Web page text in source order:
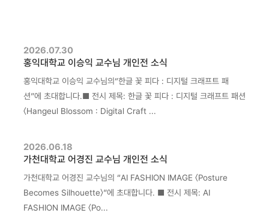
2026.07.30
홍익대학교 이승익 교수님 개인전 소식
홍익대학교 이승익 교수님의“한글 꽃 피다 : 디지털 크래프트 패
션”에 초대합니다.■ 전시 제목: 한글 꽃 피다 : 디지털 크래프트 패션
〈Hangeul Blossom : Digital Craft ...
2026.06.18
가천대학교 어경진 교수님 개인전 소식
가천대학교 어경진 교수님의 “AI FASHION IMAGE 〈Posture
Becomes Silhouette〉”에 초대합니다. ■ 전시 제목: AI
FASHION IMAGE 〈Po...